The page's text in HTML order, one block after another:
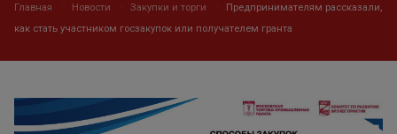
Главная Новости Закупки и торги
Предпринимателям рассказали,
как стать участником госзакупок или получателем гранта